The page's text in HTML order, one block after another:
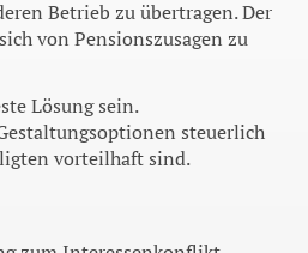
Betrieb zu übertragen. Der
von Pensionszusagen zu
Lösung sein.
steuerlich
vorteilhaft sind.